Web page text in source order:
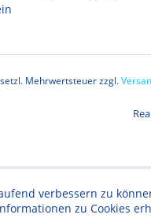
Mehrwertsteuer zzgl.
verbessern zu
zu Cookies